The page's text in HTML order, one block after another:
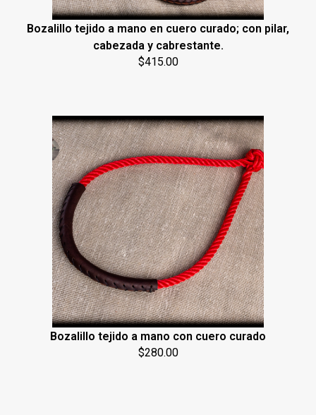
Bozalillo tejido a mano en cuero curado; con pilar,
cabezada y cabrestante.
$415.00
Bozalillo tejido a mano con cuero curado
$280.00